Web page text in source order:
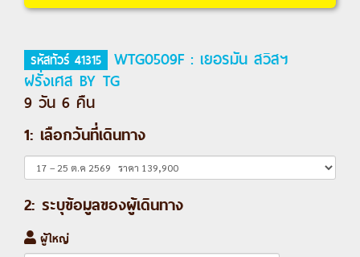
รหัสทัวร์ 41315
WTG0509F : เยอรมัน สวิสฯ
ฝรั่งเศส BY TG
9 วัน 6 คืน
1: เลือกวันที่เดินทาง
2: ระบุข้อมูลของผู้เดินทาง
ผู้ใหญ่